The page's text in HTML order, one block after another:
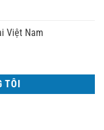
Việt Nam
TÔI